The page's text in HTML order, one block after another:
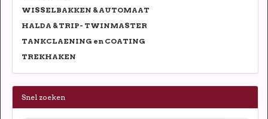
WISSELBAKKEN & AUTOMAAT
HALDA & TRIP- TWINMASTER
TANKCLAENING en COATING
TREKHAKEN
Snel zoeken